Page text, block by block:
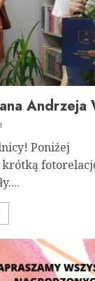
Andrzeja
Poniżej